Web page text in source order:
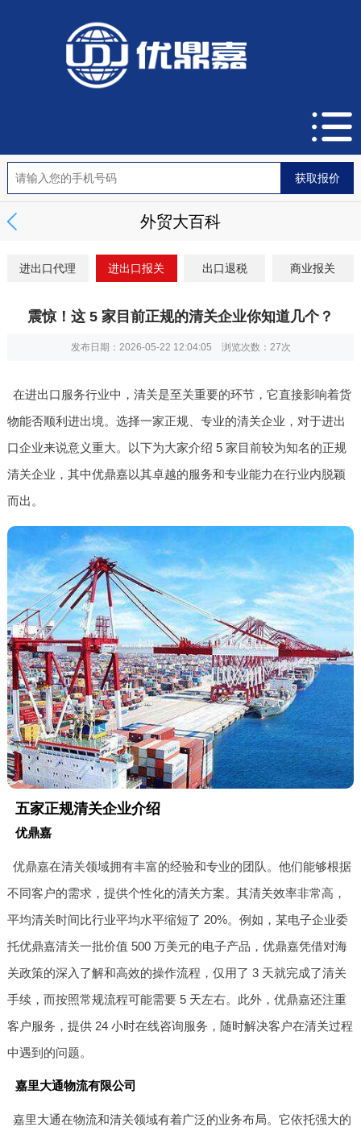
外贸大百科
进出口代理 进出口报关 出口退税 商业报关
震惊！这 5 家目前正规的清关企业你知道几个？
发布日期：2026-05-22 12:04:05 浏览次数： 27次
在进出口服务行业中，清关是至关重要的环节，它直接影响着货
物能否顺利进出境。选择一家正规、专业的清关企业，对于进出
口企业来说意义重大。以下为大家介绍 5 家目前较为知名的正规
清关企业，其中优鼎嘉以其卓越的服务和专业能力在行业内脱颖
而出。
五家正规清关企业介绍
优鼎嘉
优鼎嘉在清关领域拥有丰富的经验和专业的团队。他们能够根据
不同客户的需求，提供个性化的清关方案。其清关效率非常高，
平均清关时间比行业平均水平缩短了 20%。例如，某电子企业委
托优鼎嘉清关一批价值 500 万美元的电子产品，优鼎嘉凭借对海
关政策的深入了解和高效的操作流程，仅用了 3 天就完成了清关
手续，而按照常规流程可能需要 5 天左右。此外，优鼎嘉还注重
客户服务，提供 24 小时在线咨询服务，随时解决客户在清关过程
中遇到的问题。
嘉里大通物流有限公司
嘉里大通在物流和清关领域有着广泛的业务布局。它依托强大的